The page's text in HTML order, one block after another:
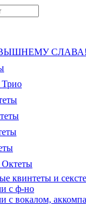
СЛАВА!
Трио
Октеты
квинтеты и
с ф-но
с вокалом,